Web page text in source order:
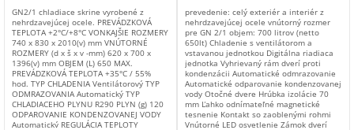
GN2/1 chladiace skrine vyrobené z
nehrdzavejúcej ocele. PREVÁDZKOVÁ
TEPLOTA +2°C/+8°C VONKAJŠIE ROZMERY
740 x 830 x 2010(v) mm VNÚTORNÉ
ROZMERY (d x š x v -mm) 620 x 700 x
1396(v) mm OBJEM (L) 650 MAX.
PREVÁDZKOVÁ TEPLOTA +35°C / 55%
hod. TYP CHLADENIA Ventilátorový TYP
ODMRAZOVANIA Automatický TYP
CHLADIACEHO PLYNU R290 PLYN (g) 120
ODPAROVANIE KONDENZOVANEJ VODY
Automatický REGULÁCIA TEPLOTY
prevedenie: celý exteriér a interiér z
nehrdzavejúcej ocele vnútorný rozmer
pre GN 2/1 objem: 700 litrov (netto
650lt) Chladenie s ventilátorom a
vstavanou jednotkou Digitálna riadiaca
jednotka Vyhrievaný rám dverí proti
kondenzácii Automatické odmrazovanie
Automatické odparovanie kondenzovanej
vody Otočné dvere Hrúbka izolácie 70
mm Ľahko odnímateľné magnetické
tesnenie Kontakt so zaoblenými rohmi
Vnútorné LED osvetlenie Zámok dverí